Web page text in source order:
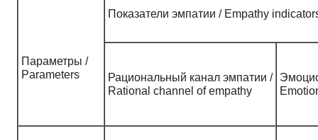
Параметры /
Parameters
Показатели эмпатии / Empathy
Рациональный канал эмпатии /
Rational channel of empathy